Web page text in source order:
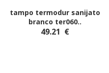
tampo termodur sanijato
branco ter060..
49.21 €